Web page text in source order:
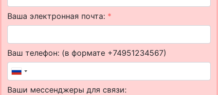
Ваша электронная почта: *
Ваш телефон: (в формате +74951234567)
Ваши мессенджеры для связи: